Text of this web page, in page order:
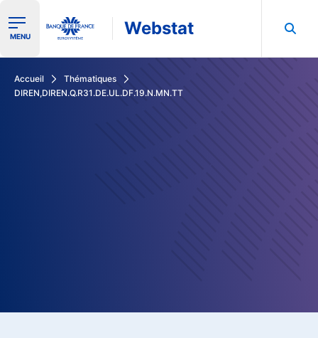
Ouvrir le menu de navigation
MENU Webstat
Accueil
Thématiques
DIREN,DIREN.Q.R31.DE.UL.DF.19.N.MN.TT